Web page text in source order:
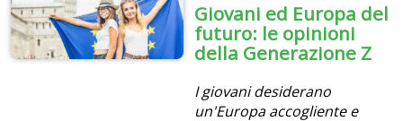
Giovani ed Europa del
futuro: le opinioni
della Generazione Z
I giovani desiderano
un'Europa accogliente e